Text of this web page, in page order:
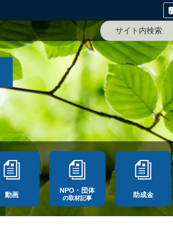
動画
NPO・団体
の取材記事 助成金